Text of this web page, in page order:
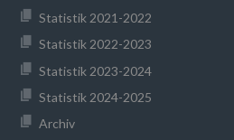
Statistik 2021-2022
Statistik 2022-2023
Statistik 2023-2024
Statistik 2024-2025
Archiv